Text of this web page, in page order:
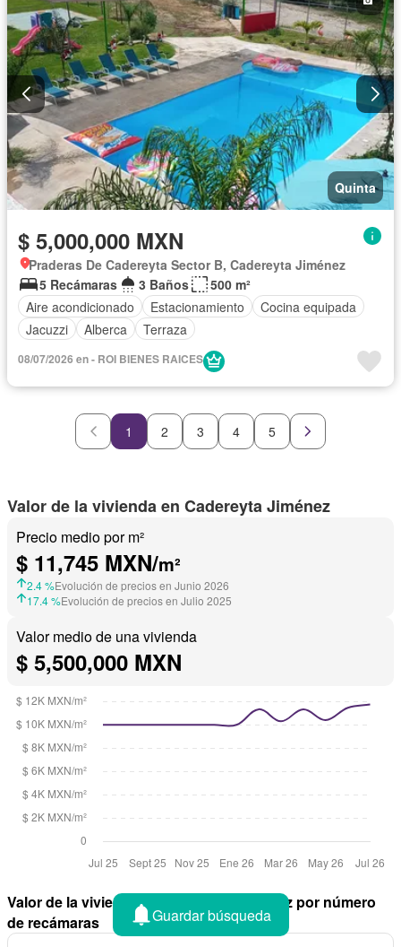
Quinta
$ 5,000,000 MXN
Praderas De Cadereyta Sector B, Cadereyta Jiménez
5 Recámaras
3 Baños
500 m²
Aire acondicionado
Estacionamiento
Cocina equipada
Jacuzzi
Alberca Terraza
08/07/2026 en - ROI BIENES RAICES
1 2 3 4 5
Valor de la vivienda en Cadereyta Jiménez
Precio medio por m²
$ 11,745 MXN/m²
2.4 %Evolución de precios en Junio 2026
17.4 %Evolución de precios en Julio 2025
Valor medio de una vivienda
$ 5,500,000 MXN
Valor de la vivienda en Cadereyta Jiménez por número
de recámaras
Guardar búsqueda